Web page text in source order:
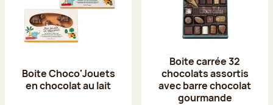
Boite Choco'Jouets
en chocolat au lait
Boite carrée 32
chocolats assortis
avec barre chocolat
gourmande